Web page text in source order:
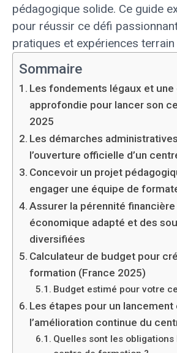
pédagogique solide. Ce guide
pour réussir ce défi
pratiques et expériences
Sommaire
Les fondements légaux et
approfondie pour lancer son
2025
Les démarches
l’ouverture officielle d’un
Concevoir un projet
engager une équipe de
Assurer la pérennité
économique adapté et des
diversifiées
Calculateur de budget pour
formation (France 2025)
Budget estimé pour votre
Les étapes pour un
l’amélioration continue du
Quelles sont les